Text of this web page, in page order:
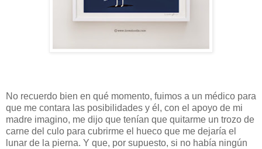
No recuerdo bien en qué momento, fuimos a un médico para
que me contara las posibilidades y él, con el apoyo de mi
madre imagino, me dijo que tenían que quitarme un trozo de
carne del culo para cubrirme el hueco que me dejaría el
lunar de la pierna. Y que, por supuesto, si no había ningún